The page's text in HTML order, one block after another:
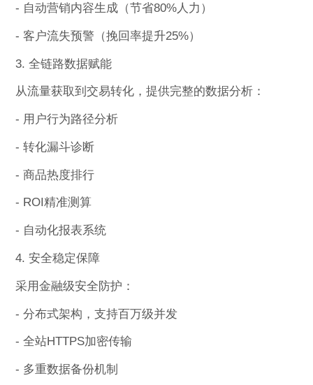
- 自动营销内容生成（节省80%人力）
- 客户流失预警（挽回率提升25%）
3. 全链路数据赋能
从流量获取到交易转化，提供完整的数据分析：
- 用户行为路径分析
- 转化漏斗诊断
- 商品热度排行
- ROI精准测算
- 自动化报表系统
4. 安全稳定保障
采用金融级安全防护：
- 分布式架构，支持百万级并发
- 全站HTTPS加密传输
- 多重数据备份机制